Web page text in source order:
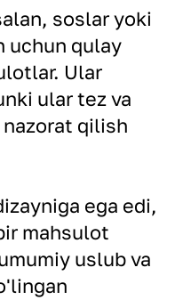
soslar yoki
uchun qulay
Ular
ular tez va
qilish
ega edi,
mahsulot
uslub va